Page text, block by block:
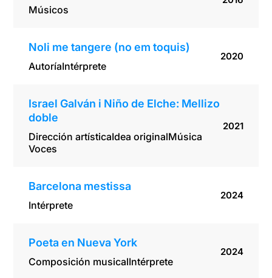
Músicos
Noli me tangere (no em toquis)
AutoríaIntérprete
2020
Israel Galván i Niño de Elche: Mellizo
doble
Dirección artísticaIdea originalMúsica
Voces
2021
Barcelona mestissa
Intérprete
2024
Poeta en Nueva York
Composición musicalIntérprete
2024